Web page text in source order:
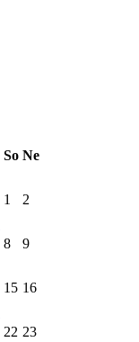
So Ne
1 2
8 9
15 16
22 23